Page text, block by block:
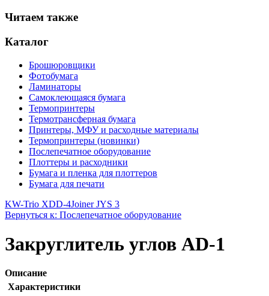
Читаем также
Каталог
Брошюровщики
Фотобумага
Ламинаторы
Самоклеющаяся бумага
Термопринтеры
Термотрансферная бумага
Принтеры, МФУ и расходные материалы
Термопринтеры (новинки)
Послепечатное оборудование
Плоттеры и расходники
Бумага и пленка для плоттеров
Бумага для печати
KW-Trio XDD-4Joiner JYS 3
Вернуться к: Послепечатное оборудование
Закруглитель углов AD-1
Описание
Характеристики